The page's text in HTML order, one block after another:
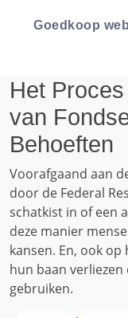
Goedkoop
Het
van
Behoeften
Voorafgaand aan
door de Federal
schatkist in of een
deze manier
kansen. En, ook
hun baan
gebruiken.